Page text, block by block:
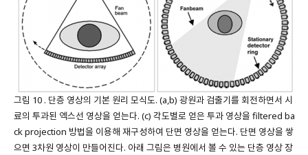
그림 10 . 단층 영상의 기본 원리 모식도. (a,b) 광원과 검출기를 회전하면서 시
료의 투과된 엑스선 영상을 얻는다. (c) 각도별로 얻은 투과 영상을 filtered ba
ck projection 방법을 이용해 재구성하여 단면 영상을 얻는다. 단면 영상을 쌓
으면 3차원 영상이 만들어진다. 아래 그림은 병원에서 볼 수 있는 단층 영상 장